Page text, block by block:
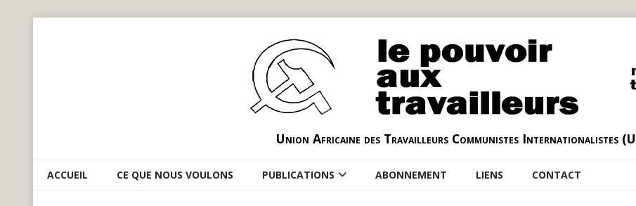
Union Africaine des Travailleurs Communistes Internationalistes
ACCUEIL CE QUE NOUS VOULONS PUBLICATIONS ABONNEMENT LIENS CONTACT